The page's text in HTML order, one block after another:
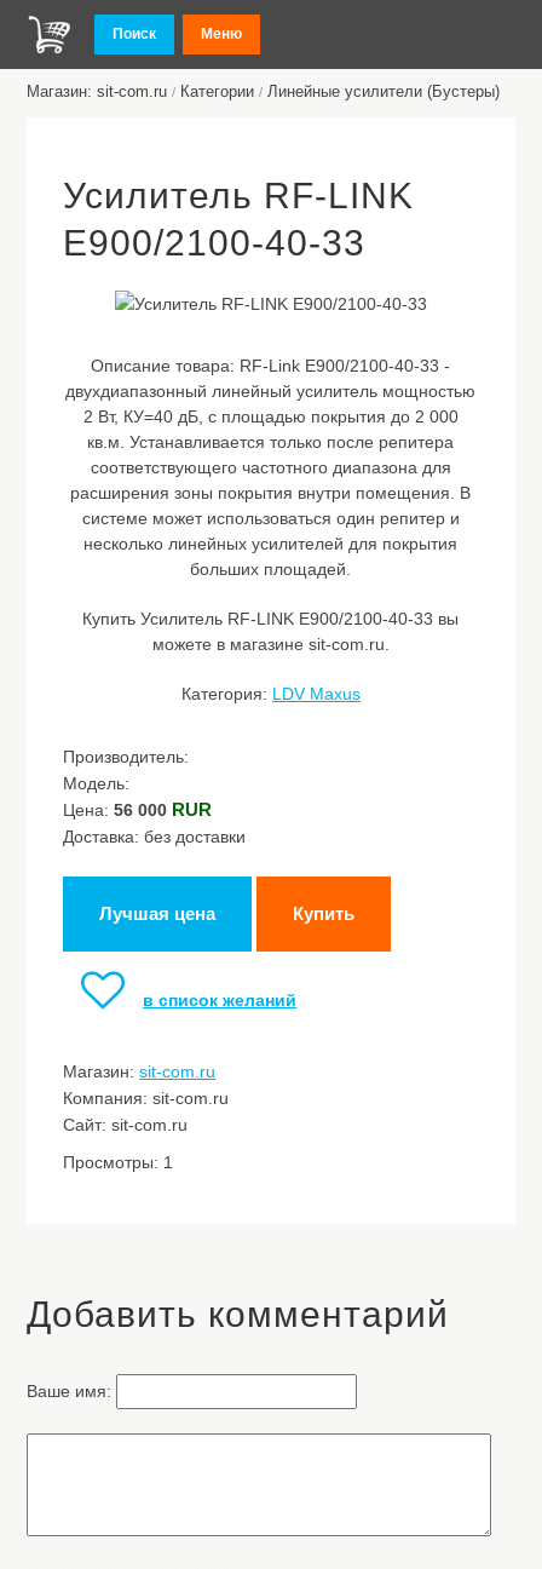
Поиск Меню
Магазин: sit-com.ru / Категории / Линейные усилители (Бустеры)
Усилитель RF-LINK
E900/2100-40-33
Описание товара: RF-Link E900/2100-40-33 -
двухдиапазонный линейный усилитель мощностью
2 Вт, КУ=40 дБ, с площадью покрытия до 2 000
кв.м. Устанавливается только после репитера
соответствующего частотного диапазона для
расширения зоны покрытия внутри помещения. В
системе может использоваться один репитер и
несколько линейных усилителей для покрытия
больших площадей.
Купить Усилитель RF-LINK E900/2100-40-33 вы
можете в магазине sit-com.ru.
Категория: LDV Maxus
Производитель:
Модель:
Цена:56 000 RUR
Доставка: без доставки
Лучшая цена Купить
в список желаний
Магазин:sit-com.ru
Компания: sit-com.ru
Сайт: sit-com.ru
Просмотры: 1
Добавить комментарий
Ваше имя: